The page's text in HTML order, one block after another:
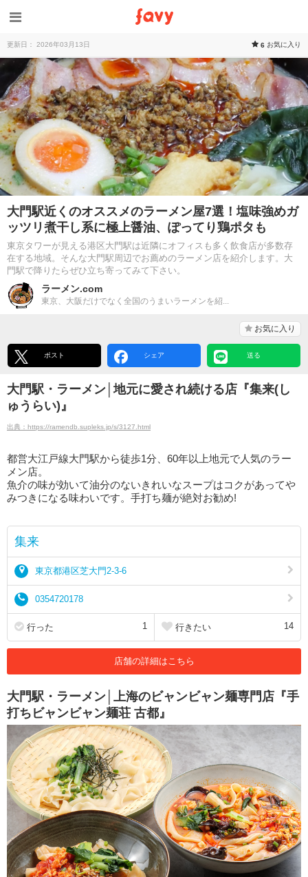
更新日： 2026年03月13日 6 お気に入り
大門駅近くのオススメのラーメン屋7選！塩味強めガ
ッツリ煮干し系に極上醤油、ぽってり鶏ポタも
東京タワーが見える港区大門駅は近隣にオフィスも多く飲食店が多数存
在する地域。そんな大門駅周辺でお薦めのラーメン店を紹介します。大
門駅で降りたらぜひ立ち寄ってみて下さい。
ラーメン.com
東京、大阪だけでなく全国のうまいラーメンを紹...
お気に入り
ポスト シェア 送る
大門駅・ラーメン│地元に愛され続ける店『集来(し
ゅうらい)』
出典：https://ramendb.supleks.jp/s/3127.html
都営大江戸線大門駅から徒歩1分、60年以上地元で人気のラー
メン店。
魚介の味が効いて油分のないきれいなスープはコクがあってや
みつきになる味わいです。手打ち麺が絶対お勧め!
集来
東京都港区芝大門2-3-6
0354720178
行った 1 行きたい 14
店舗の詳細はこちら
大門駅・ラーメン│上海のビャンビャン麺専門店『手
打ちビャンビャン麺荘 古都』